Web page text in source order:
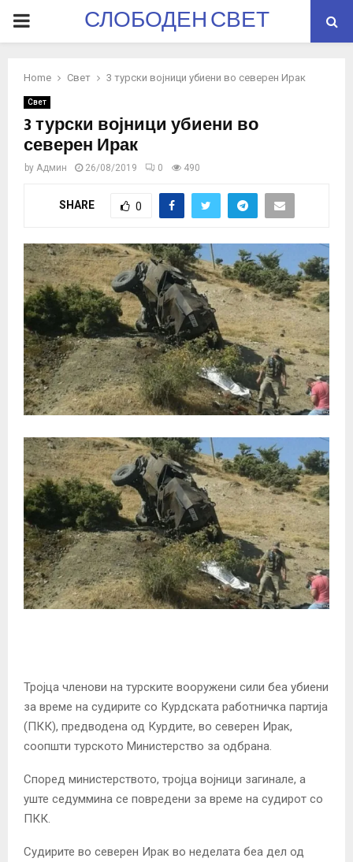
PRIMARYСЛОБОДЕН СВЕТ
Home Свет 3 турски војници убиени во северен Ирак
Свет
3 турски војници убиени во
северен Ирак
by Админ 26/08/2019 0 490
SHARE 0
Тројца членови на турските вооружени сили беа убиени
за време на судирите со Курдската работничка партија
(ПКК), предводена од Курдите, во северен Ирак,
соопшти турското Министерство за одбрана.
Според министерството, тројца војници загинале, а
уште седуммина се повредени за време на судирот со
ПКК.
Судирите во северен Ирак во неделата беа дел од